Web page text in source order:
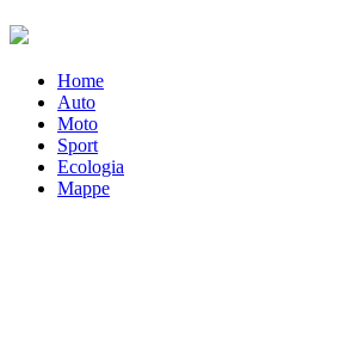
Home
Auto
Moto
Sport
Ecologia
Mappe